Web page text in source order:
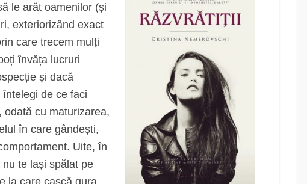
le arăt oamenilor (și
exteriorizând exact
care trecem mulți
învăța lucruri
și dacă
de ce faci
odată cu maturizarea,
în care gândești,
Uite, în
te lași spălat pe
la care cască gura